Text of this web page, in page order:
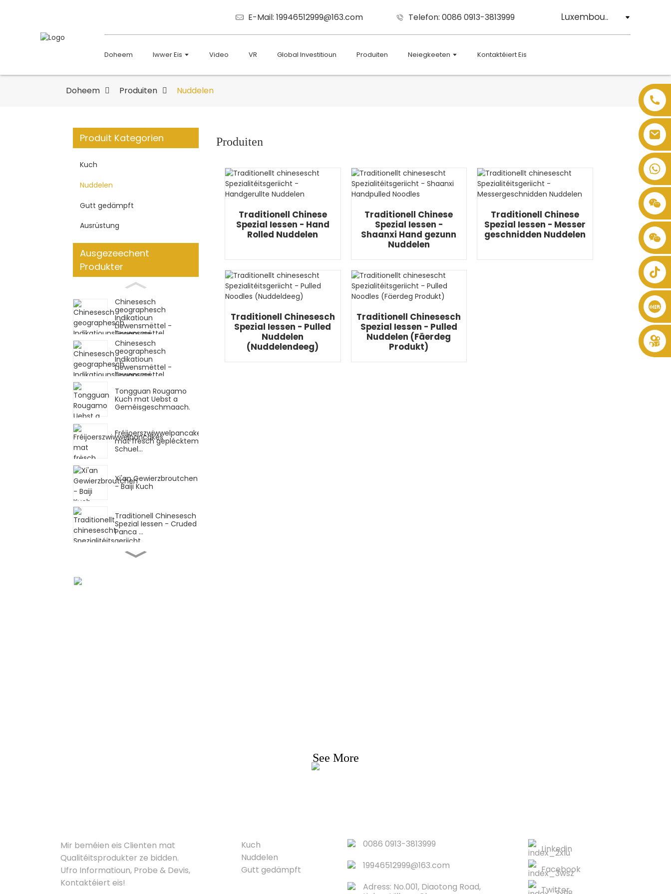
E-Mail: 19946512999@163.com Telefon: 0086 0913-3813999 Luxembou..
Doheem Iwwer Eis Video VR Global Investitioun Produiten Neiegkeeten Kontaktéiert Eis
+86 8619946512999
Doheem Produiten Nuddelen
Produit Kategorien
Kuch
Nuddelen
Gutt gedämpft
Ausrüstung
Ausgezeechent
Produkter
Chinesesch
geographesch
Indikatioun
Liewensmëttel -
Tongguan ...
Chinesesch
geographesch
Indikatioun
Liewensmëttel -
Tongguan ...
Tongguan Rougamo
Kuch mat Uebst a
Geméisgeschmaach.
Fréijoerszwiwwelpancakes
mat frësch geplécktem
Schuel...
Xi'an Gewierzbroutchen
- Baiji Kuch
Traditionell Chinesesch
Spezial Iessen - Cruded
Panca ...
Traditionell chinesesch
Produiten
Traditionell Chinese
Spezial Iessen - Hand
Rolled Nuddelen
Traditionell Chinese
Spezial Iessen -
Shaanxi Hand gezunn
Nuddelen
Traditionell Chinese
Spezial Iessen - Messer
geschnidden Nuddelen
Traditionell Chinesesch
Spezial Iessen - Pulled
Nuddelen
(Nuddelendeeg)
Traditionell Chinesesch
Spezial Iessen - Pulled
Nuddelen (Fäerdeg
Produkt)
See More
Mir beméien eis Clienten mat
Qualitéitsprodukter ze bidden.
Ufro Informatioun, Probe & Devis,
Kontaktéiert eis!
Kuch
Nuddelen
Gutt gedämpft
0086 0913-3813999
19946512999@163.com
Adress: No.001, Diaotong Road,
Linkedin
Facebook
Twitter